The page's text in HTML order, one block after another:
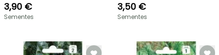
3,90 €
Sementes
3,50 €
Sementes